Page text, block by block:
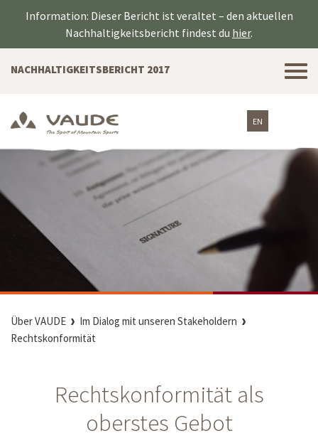
Information: Dieser Bericht ist veraltet – den aktuellen
Nachhaltigkeitsbericht findest du hier.
EN
NACHHALTIGKEITSBERICHT 2017
Über VAUDE
Im Dialog mit unseren Stakeholdern
Rechtskonformität
Rechtskonformität als
oberstes Gebot